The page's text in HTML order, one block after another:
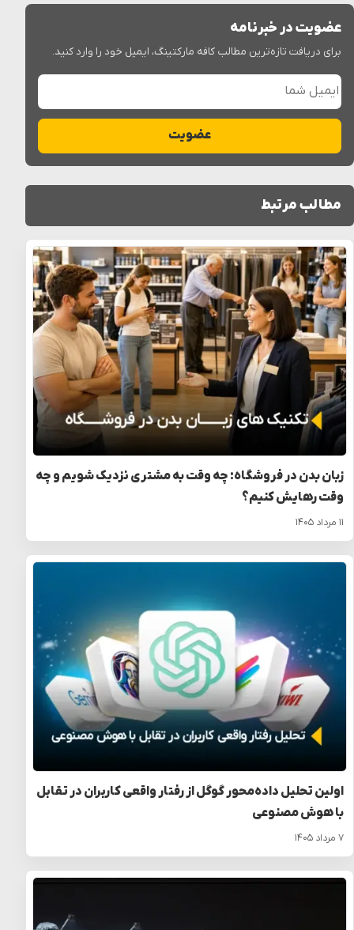
عضویت در خبرنامه
برای دریافت تازه‌ترین مطالب کافه مارکتینگ، ایمیل خود را وارد کنید.
ایمیل شما
عضویت
مطالب مرتبط
زبان بدن در فروشگاه: چه وقت به مشتری نزدیک شویم و چه
وقت رهایش کنیم؟
۱۱ مرداد ۱۴۰۵
اولین تحلیل داده‌محور گوگل از رفتار واقعی کاربران در تقابل
با هوش مصنوعی
۷ مرداد ۱۴۰۵